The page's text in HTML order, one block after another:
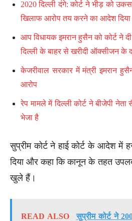
2020 दिल्ली दंगे: कोर्ट ने भीड़ को
खिलाफ आरोप तय करने का आदेश दिया
आप विधायक इमरान हुसैन को कोर्ट ने
दिल्ली के बाहर से खरीदी ऑक्सीजन के
केजरीवाल सरकार में मंत्री इमरान
आरोप
रेप मामले में दिल्ली कोर्ट ने बीजेपी
भेजा है
सुप्रीम कोर्ट ने हाई कोर्ट के आदेश में
दिया और कहा कि कानून के तहत
खुले हैं।
READ ALSO
सुप्रीम कोर्ट ने